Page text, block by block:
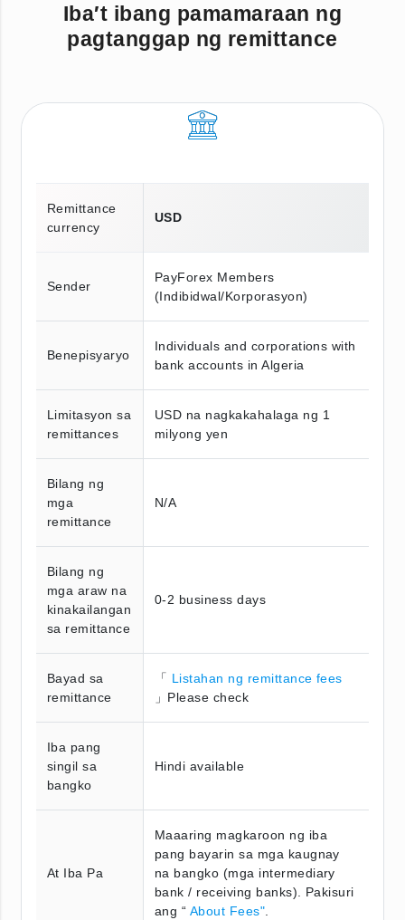
Iba′t ibang pamamaraan ng
pagtanggap ng remittance
Remittance
currency
USD
Sender
PayForex Members
(Indibidwal/Korporasyon)
Benepisyaryo
Individuals and corporations with
bank accounts in Algeria
Limitasyon sa
remittances
USD na nagkakahalaga ng 1
milyong yen
Bilang ng
mga
remittance
N/A
Bilang ng
mga araw na
kinakailangan
sa remittance
0-2 business days
Bayad sa
remittance
「 Listahan ng remittance fees
」Please check
Iba pang
singil sa
bangko
Hindi available
At Iba Pa
Maaaring magkaroon ng iba
pang bayarin sa mga kaugnay
na bangko (mga intermediary
bank / receiving banks). Pakisuri
ang “ About Fees"